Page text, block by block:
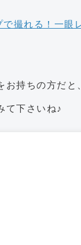
で撮れる！一
お持ちの方だ
て下さいね♪